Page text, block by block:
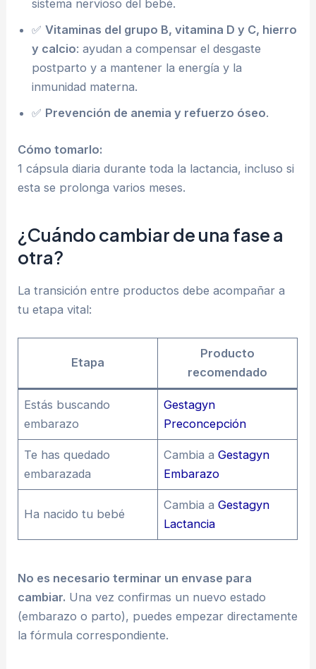
sistema nervioso del bebé.
✅Vitaminas del grupo B, vitamina D y C, hierro
y calcio: ayudan a compensar el desgaste
postparto y a mantener la energía y la
inmunidad materna.
✅ Prevención de anemia y refuerzo óseo.
Cómo tomarlo:
1 cápsula diaria durante toda la lactancia, incluso si
esta se prolonga varios meses.
¿Cuándo cambiar de una fase a
otra?
La transición entre productos debe acompañar a
tu etapa vital:
Etapa
Producto
recomendado
Estás buscando
embarazo
Gestagyn
Preconcepción
Te has quedado
embarazada
Cambia aGestagyn
Embarazo
Ha nacido tu bebé
Cambia aGestagyn
Lactancia
No es necesario terminar un envase para
cambiar. Una vez confirmas un nuevo estado
(embarazo o parto), puedes empezar directamente
la fórmula correspondiente.